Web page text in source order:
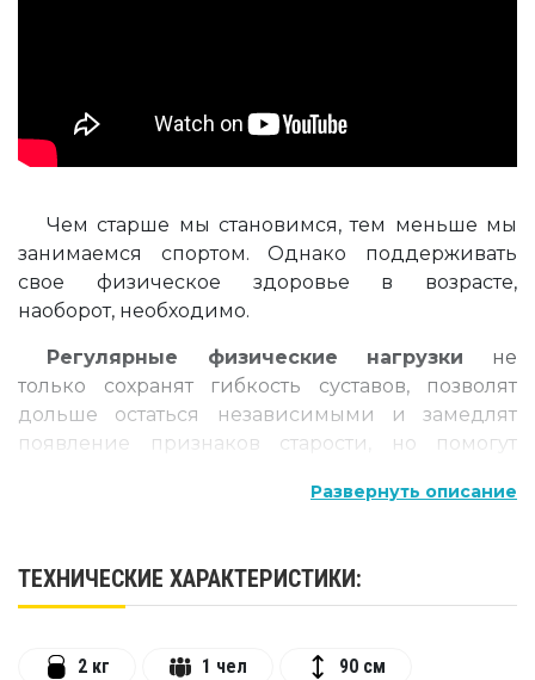
Чем старше мы становимся, тем меньше мы
занимаемся спортом. Однако поддерживать
свое физическое здоровье в возрасте,
наоборот, необходимо.
Регулярные физические нагрузки не
только сохранят гибкость суставов, позволят
дольше остаться независимыми и замедлят
появление признаков старости, но помогут
некоторыми симптомами болезней и
платформе«Гренни »компании
TimeTrial любые физические упражнения вам
положительных эмоций.
Развернуть описание
ТЕХНИЧЕСКИЕ ХАРАКТЕРИСТИКИ:
2 кг 1 чел 90 см